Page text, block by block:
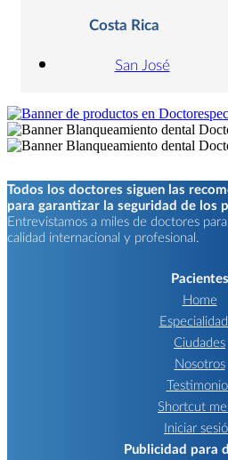
Costa Rica
San José
Todos los doctores siguen las
para garantizar la seguridad de los
Entrevistamos a miles de doctores
calidad internacional y profesional.
Pacientes
Home
Ciudades
Nosotros
Shortcut
Iniciar
Publicidad para